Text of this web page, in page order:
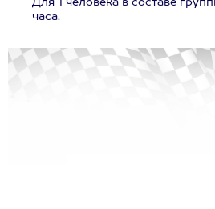
Для 1 человека в составе
часа.